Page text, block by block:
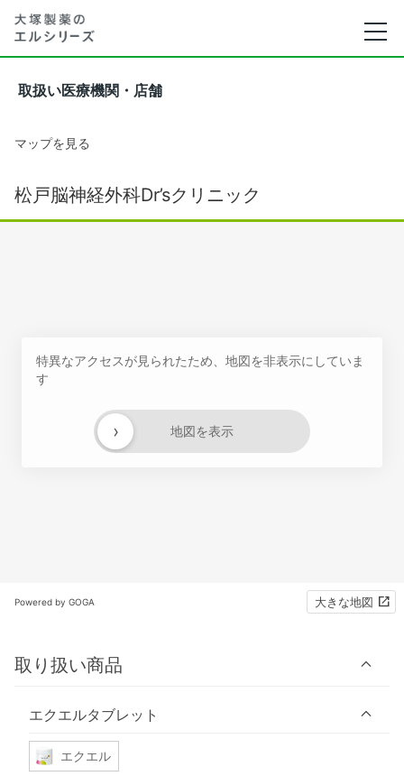
取扱い医療機関・店舗
マップを見る
松戸脳神経外科Dr’sクリニック
特異なアクセスが見られたため、地図を非表示にしていま
す
地図を表示
›
Powered by GOGA 大きな地図
取り扱い商品
エクエルタブレット
エクエル